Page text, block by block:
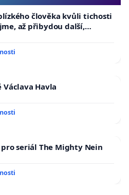
člověka kvůli tichosti
až přibydou další,
Havla
seriál The Mighty Nein